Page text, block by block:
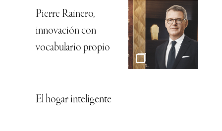
Pierre Rainero,
innovación con
vocabulario propio
El hogar inteligente